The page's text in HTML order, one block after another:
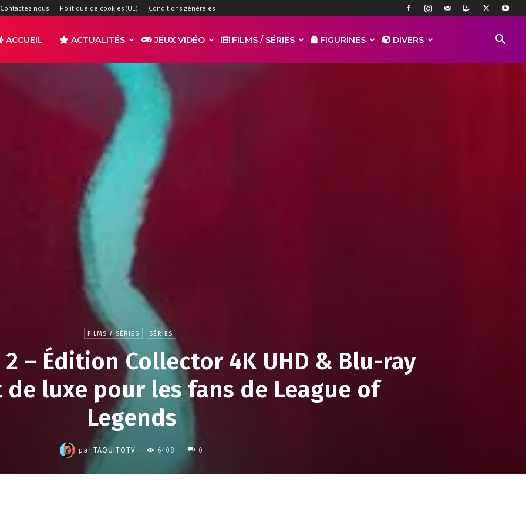
Contactez nous Politique de cookies (UE) Conditions générales
ACCUEIL ACTUALITÉS JEUX VIDÉO FILMS / SÉRIES FIGURINES DIVERS
FILMS / SÉRIES SÉRIES
– Édition Collector 4K UHD & Blu-ray
luxe pour les fans de League of
Legends
par TAQUITOTV - 6408 0